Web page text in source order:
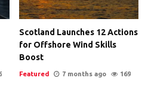
Scotland Launches 12 Actions
for Offshore Wind Skills
Boost
Featured 7 months ago 169